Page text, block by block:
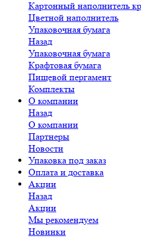
Картонный наполнитель
Цветной наполнитель
Упаковочная бумага
Назад
Упаковочная бумага
Крафтовая бумага
Пищевой пергамент
Комплекты
О компании
Назад
О компании
Партнеры
Новости
Упаковка под заказ
Оплата и доставка
Акции
Назад
Акции
Мы рекомендуем
Новинки